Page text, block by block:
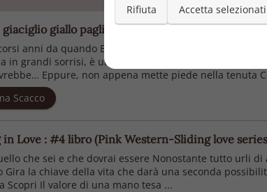
giaciglio giallo paglierino (La famiglia Corsi Vol. 2)
anni da quando Benedetta ha detto addio a Noah
in grandi sorrisi, è una donna in procinto di sposarsi
Eppure, non appena mette piede nella tenuta
Scacco
Love : #4 libro (Pink Western-Sliding love
che sei e che dovrai essere Nonostante tutto urli
Gira la chiave della vita che darà una seconda
Scopri Il valore di una mano tesa ...
Rifiuta Accetta selezionati